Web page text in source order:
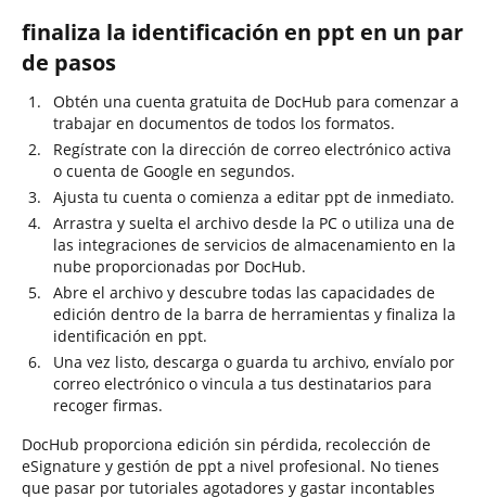
finaliza la identificación en ppt en un par
de pasos
Obtén una cuenta gratuita de DocHub para comenzar a
trabajar en documentos de todos los formatos.
Regístrate con la dirección de correo electrónico activa
o cuenta de Google en segundos.
Ajusta tu cuenta o comienza a editar ppt de inmediato.
Arrastra y suelta el archivo desde la PC o utiliza una de
las integraciones de servicios de almacenamiento en la
nube proporcionadas por DocHub.
Abre el archivo y descubre todas las capacidades de
edición dentro de la barra de herramientas y finaliza la
identificación en ppt.
Una vez listo, descarga o guarda tu archivo, envíalo por
correo electrónico o vincula a tus destinatarios para
recoger firmas.
DocHub proporciona edición sin pérdida, recolección de
eSignature y gestión de ppt a nivel profesional. No tienes
que pasar por tutoriales agotadores y gastar incontables